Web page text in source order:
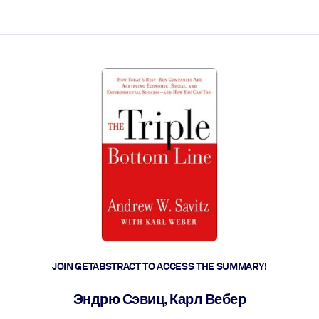
JOIN GETABSTRACT TO ACCESS THE SUMMARY!
Эндрю Сэвиц, Карл Вебер